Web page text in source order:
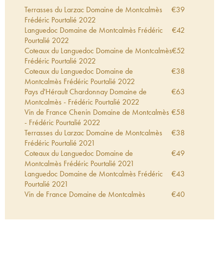
Terrasses du Larzac Domaine de Montcalmès
Frédéric Pourtalié 2022
€39
Languedoc Domaine de Montcalmès Frédéric
Pourtalié 2022
€42
Coteaux du Languedoc Domaine de Montcalmès
Frédéric Pourtalié 2022
€52
Coteaux du Languedoc Domaine de
Montcalmès Frédéric Pourtalié 2022
€38
Pays d'Hérault Chardonnay Domaine de
Montcalmès - Frédéric Pourtalié 2022
€63
Vin de France Chenin Domaine de Montcalmès
- Frédéric Pourtalié 2022
€58
Terrasses du Larzac Domaine de Montcalmès
Frédéric Pourtalié 2021
€38
Coteaux du Languedoc Domaine de
Montcalmès Frédéric Pourtalié 2021
€49
Languedoc Domaine de Montcalmès Frédéric
Pourtalié 2021
€43
Vin de France Domaine de Montcalmès
€40